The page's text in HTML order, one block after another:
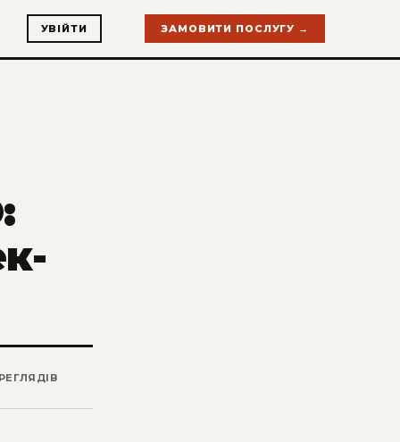
УВІЙТИ ЗАМОВИТИ ПОСЛУГУ →